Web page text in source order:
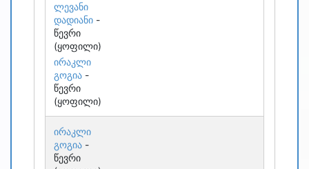
ლევანი
დადიანი -
წევრი
(ყოფილი)
ირაკლი
გოგია -
წევრი
(ყოფილი)
ირაკლი
გოგია -
წევრი